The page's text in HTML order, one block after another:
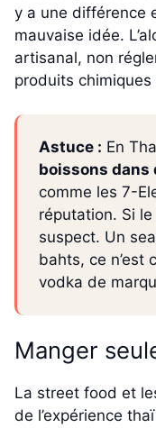
y a une différence
mauvaise idée.
artisanal, non
produits chimiques
Astuce : En
boissons dans
comme les 7-
réputation. Si
suspect. Un
bahts, ce n’est
vodka de
Manger
La street food et
de l’expérience